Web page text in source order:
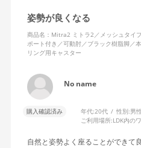
姿勢が良くなる
商品名：Mitra2 ミトラ2／メッシュタイ
ポート付き／可動肘／ブラック樹脂脚／
リング用キャスター
No name
購入確認済み 年代:20代 性別:男性
ご利用場所:LDK内の
自然と姿勢よく座ることができて良